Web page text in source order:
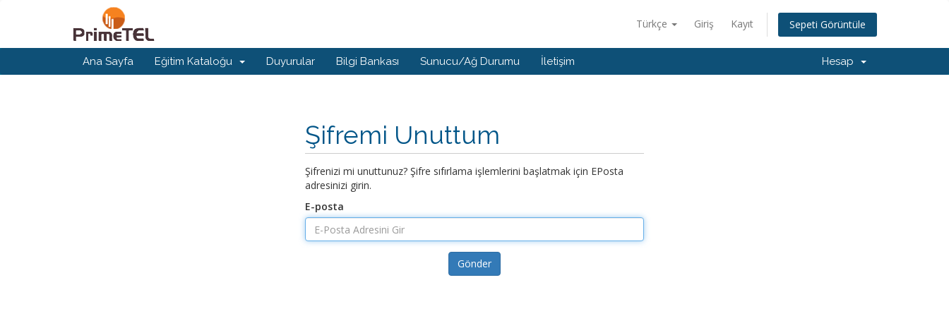
Türkçe Giriş Kayıt Sepeti Görüntüle
Ana Sayfa Eğitim Kataloğu Duyurular Bilgi Bankası Sunucu/Ağ Durumu İletişim Hesap
Şifremi Unuttum
Şifrenizi mi unuttunuz? Şifre sıfırlama işlemlerini başlatmak için EPosta
adresinizi girin.
E-posta
Gönder